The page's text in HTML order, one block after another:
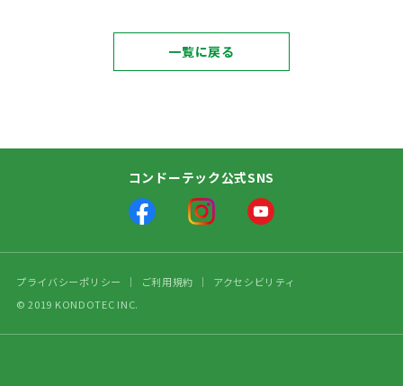
一覧に戻る
コンドーテック公式SNS
プライバシーポリシー ご利用規約
アクセシビリティ
© 2019 KONDOTEC INC.